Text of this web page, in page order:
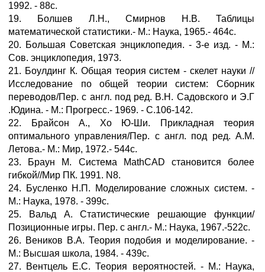
1992. - 88с.
19. Болшев Л.Н., Смирнов Н.В. Таблицы
математической статистики.- М.: Наука, 1965.- 464с.
20. Большая Советская энциклопедия. - 3-е изд. - М.:
Сов. энциклопедия, 1973.
21. Боулдинг К. Общая теория систем - скелет науки //
Исследование по общей теории систем: Сборник
переводов/Пер. с англ. под ред. В.Н. Садовского и Э.Г
.Юдина. - М.: Прогресс.- 1969. - С.106-142.
22. Брайсон А., Хо Ю-Ши. Прикладная теория
оптимального управления/Пер. с англ. под ред. А.М.
Летова.- М.: Мир, 1972.- 544с.
23. Браун М. Система MathCAD становится более
гибкой//Мир ПК. 1991. N8.
24. Бусленко Н.П. Моделирование сложных систем. -
М.: Наука, 1978. - 399с.
25. Вальд А. Статистические решающие функции/
Позиционные игры. Пер. с англ.- М.: Наука, 1967.-522с.
26. Веников В.А. Теория подобия и моделирование. -
М.: Высшая школа, 1984. - 439с.
27. Вентцель Е.С. Теория вероятностей. - М.: Наука,